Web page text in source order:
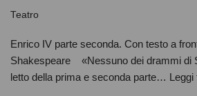
Teatro
Enrico IV parte seconda. Con testo a
Shakespeare «Nessuno dei drammi di
letto della prima e seconda parte… Leggi